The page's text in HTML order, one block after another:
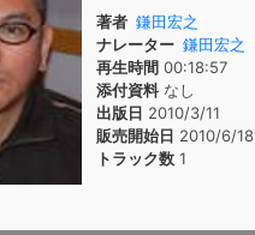
著者 鎌田宏之
ナレーター 鎌田宏之
再生時間 00:18:57
添付資料なし
出版日 2010/3/11
販売開始日 2010/6/18
トラック数 1